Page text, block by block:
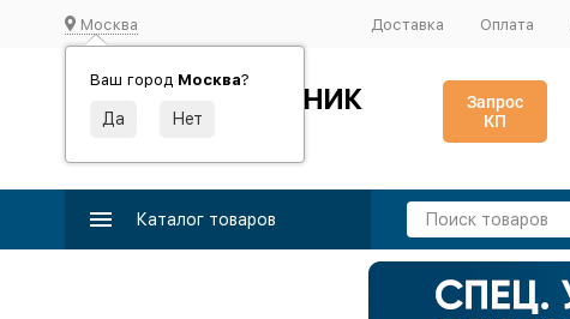
Москва
Ваш город Москва?
Доставка Оплата
ИДЕАЛЬНЫЙ ТУРНИК
Производство и поставка спортивного оборудования
Запрос
КП
Каталог товаров